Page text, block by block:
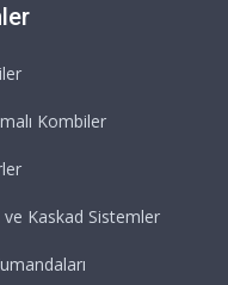
Kombiler
ve Kaskad Sistemler